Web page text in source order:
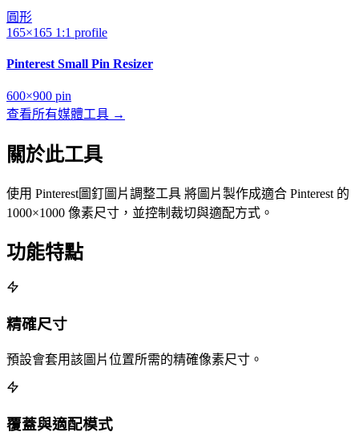
圓形
165×165 1:1 profile
Pinterest Small Pin Resizer
600×900 pin
查看所有媒體工具 →
關於此工具
使用 Pinterest圖釘圖片調整工具 將圖片製作成適合 Pinterest 的
1000×1000 像素尺寸，並控制裁切與適配方式。
功能特點
精確尺寸
預設會套用該圖片位置所需的精確像素尺寸。
覆蓋與適配模式